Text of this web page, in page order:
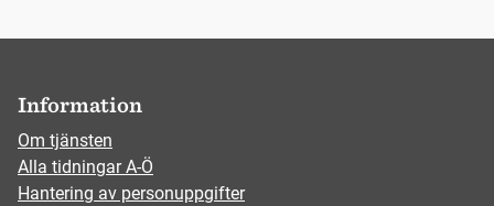
Information
Om tjänsten
Alla tidningar A-Ö
Hantering av personuppgifter